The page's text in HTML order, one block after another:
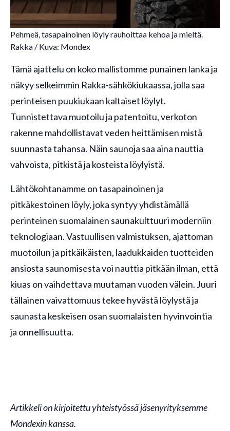
Pehmeä, tasapainoinen löyly rauhoittaa kehoa ja mieltä.
Rakka / Kuva: Mondex
Tämä ajattelu on koko mallistomme punainen lanka ja
näkyy selkeimmin Rakka-sähkökiukaassa, jolla saa
perinteisen puukiukaan kaltaiset löylyt.
Tunnistettava muotoilu ja patentoitu, verkoton
rakenne mahdollistavat veden heittämisen mistä
suunnasta tahansa. Näin saunoja saa aina nauttia
vahvoista, pitkistä ja kosteista löylyistä.
Lähtökohtanamme on tasapainoinen ja
pitkäkestoinen löyly, joka syntyy yhdistämällä
perinteinen suomalainen saunakulttuuri moderniin
teknologiaan. Vastuullisen valmistuksen, ajattoman
muotoilun ja pitkäikäisten, laadukkaiden tuotteiden
ansiosta saunomisesta voi nauttia pitkään ilman, että
kiuas on vaihdettava muutaman vuoden välein. Juuri
tällainen vaivattomuus tekee hyvästä löylystä ja
saunasta keskeisen osan suomalaisten hyvinvointia
ja onnellisuutta.
Artikkeli on kirjoitettu yhteistyössä jäsenyrityksemme
Mondexin kanssa.